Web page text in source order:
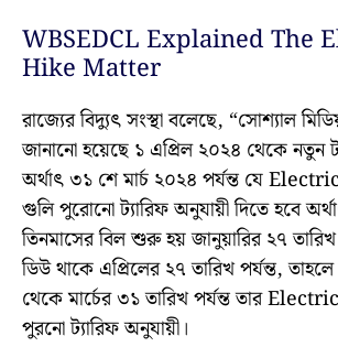
WBSEDCL Explained The
Hike Matter
রাজ্যের বিদ্যুৎ সংস্থা বলেছে, “সোশ্যাল
জানানো হয়েছে ১ এপ্রিল ২০২৪ থেকে নতুন
অর্থাৎ ৩১ শে মার্চ ২০২৪ পর্যন্ত যে
গুলি পুরোনো ট্যারিফ অনুযায়ী দিতে হবে
তিনমাসের বিল শুরু হয় জানুয়ারির ২৭
ডিউ থাকে এপ্রিলের ২৭ তারিখ পর্যন্ত,
থেকে মার্চের ৩১ তারিখ পর্যন্ত তার
পুরনো ট্যারিফ অনুযায়ী।